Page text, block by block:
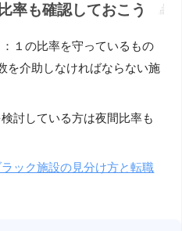
率も確認しておこう
１の比率を守っているもの
を介助しなければならない施
討している方は夜間比率も
ック施設の見分け方と転職